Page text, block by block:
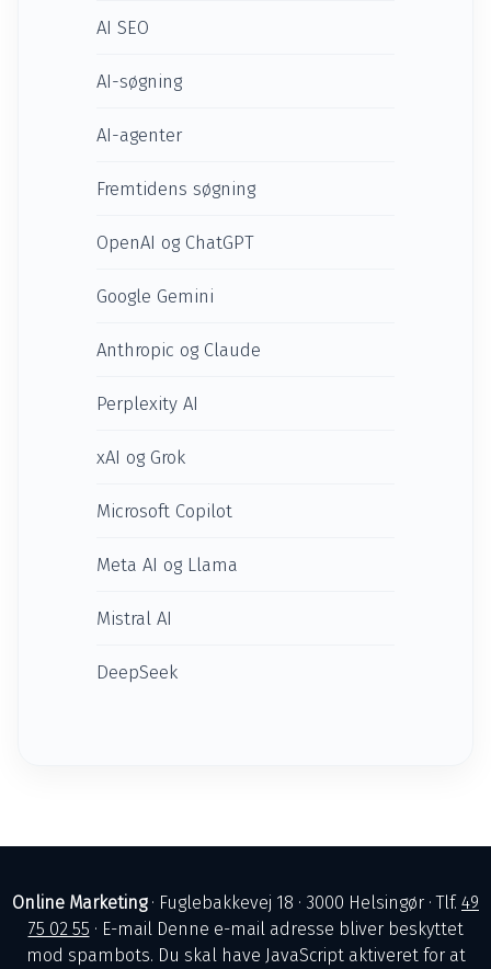
AI SEO
AI-søgning
AI-agenter
Fremtidens søgning
OpenAI og ChatGPT
Google Gemini
Anthropic og Claude
Perplexity AI
xAI og Grok
Microsoft Copilot
Meta AI og Llama
Mistral AI
DeepSeek
Online Marketing· Fuglebakkevej 18 · 3000 Helsingør · Tlf. 49
75 02 55 · E-mail Denne e-mail adresse bliver beskyttet
mod spambots. Du skal have JavaScript aktiveret for at